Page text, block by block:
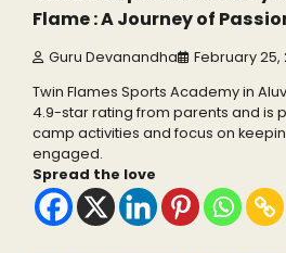
Flame : A Journey of
Guru Devanandha February 25,
Twin Flames Sports Academy in
4.9-star rating from parents and is
camp activities and focus on
engaged.
Spread the love